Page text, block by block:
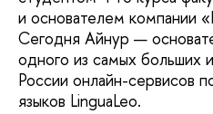
и основателем компании
Сегодня Айнур —
одного из самых больших
России онлайн-сервисов
языков LinguaLeo.